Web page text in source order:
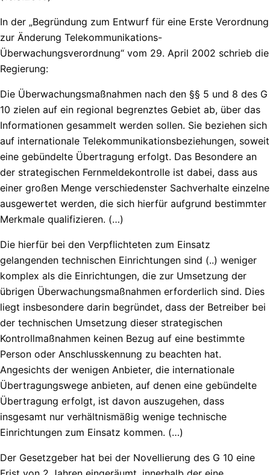
In der „Begründung zum Entwurf für eine Erste Verordnung
zur Änderung Telekommunikations-
Überwachungsverordnung“ vom 29. April 2002 schrieb die
Regierung:
Die Überwachungsmaßnahmen nach den §§ 5 und 8 des G
10 zielen auf ein regional begrenztes Gebiet ab, über das
Informationen gesammelt werden sollen. Sie beziehen sich
auf internationale Telekommunikationsbeziehungen, soweit
eine gebündelte Übertragung erfolgt. Das Besondere an
der strategischen Fernmeldekontrolle ist dabei, dass aus
einer großen Menge verschiedenster Sachverhalte einzelne
ausgewertet werden, die sich hierfür aufgrund bestimmter
Merkmale qualifizieren. (…)
Die hierfür bei den Verpflichteten zum Einsatz
gelangenden technischen Einrichtungen sind (..) weniger
komplex als die Einrichtungen, die zur Umsetzung der
übrigen Überwachungsmaßnahmen erforderlich sind. Dies
liegt insbesondere darin begründet, dass der Betreiber bei
der technischen Umsetzung dieser strategischen
Kontrollmaßnahmen keinen Bezug auf eine bestimmte
Person oder Anschlusskennung zu beachten hat.
Angesichts der wenigen Anbieter, die internationale
Übertragungswege anbieten, auf denen eine gebündelte
Übertragung erfolgt, ist davon auszugehen, dass
insgesamt nur verhältnismäßig wenige technische
Einrichtungen zum Einsatz kommen. (…)
Der Gesetzgeber hat bei der Novellierung des G 10 eine